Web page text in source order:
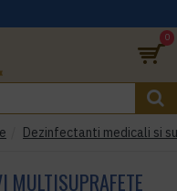
0
Dezinfectanti medicali si
MULTISUPRAFETE